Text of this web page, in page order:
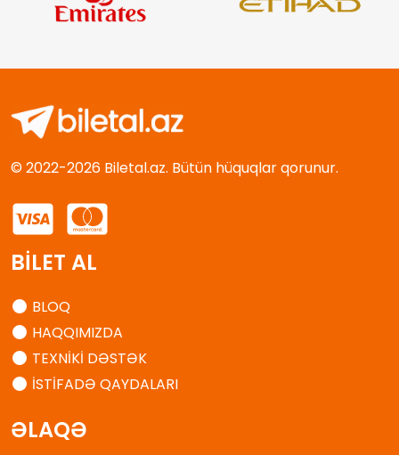
© 2022-2026 Biletal.az. Bütün hüquqlar qorunur.
BİLET AL
BLOQ
HAQQIMIZDA
TEXNİKİ DƏSTƏK
İSTİFADƏ QAYDALARI
ƏLAQƏ